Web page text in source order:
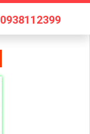
0938112399